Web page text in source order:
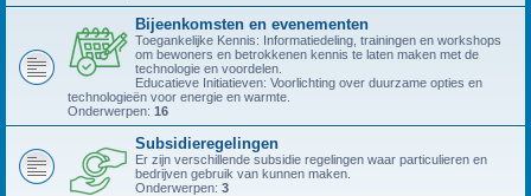
Bijeenkomsten en evenementen
Toegankelijke Kennis: Informatiedeling, trainingen en workshops
om bewoners en betrokkenen kennis te laten maken met de
technologie en voordelen.
Educatieve Initiatieven: Voorlichting over duurzame opties en
technologieën voor energie en warmte.
Onderwerpen: 16
Subsidieregelingen
Er zijn verschillende subsidie regelingen waar particulieren en
bedrijven gebruik van kunnen maken.
Onderwerpen: 3